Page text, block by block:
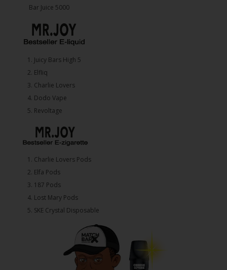
Bar Juice 5000
1.⁠ ⁠Juicy Bars High 5
2.⁠ ⁠⁠Elfliq
3.⁠ ⁠⁠Charlie Lovers
4.⁠ ⁠⁠Dodo Vape
5. ⁠Revoltage
1.⁠ ⁠Charlie Lovers Pods
2.⁠ ⁠⁠Elfa Pods
3.⁠ ⁠⁠187 Pods
4.⁠ ⁠⁠Lost Mary Pods
5.⁠ ⁠⁠SKE Crystal Disposable